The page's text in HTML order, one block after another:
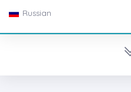
Russian